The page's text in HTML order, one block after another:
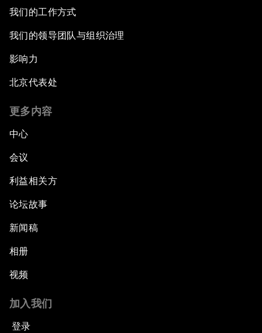
我们的工作方式
我们的领导团队与组织治理
影响力
北京代表处
更多内容
中心
会议
利益相关方
论坛故事
新闻稿
相册
视频
加入我们
登录